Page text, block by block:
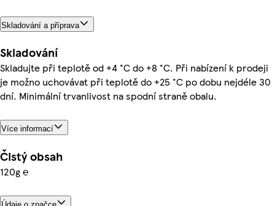
Skladování a příprava
Skladování
Skladujte při teplotě od +4 °C do +8 °C. Při nabízení k prodeji
je možno uchovávat při teplotě do +25 °C po dobu nejdéle 30
dní. Minimální trvanlivost na spodní straně obalu.
Více informací
Čistý obsah
120g ℮